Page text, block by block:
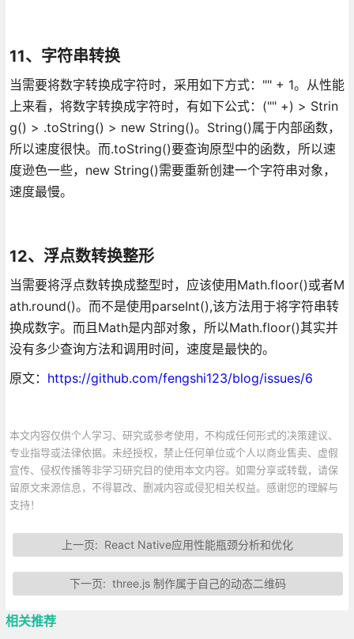
11、字符串转换
当需要将数字转换成字符时，采用如下方式："" + 1。从性能
上来看，将数字转换成字符时，有如下公式：("" +) > Strin
g() > .toString() > new String()。String()属于内部函数，
所以速度很快。而.toString()要查询原型中的函数，所以速
度逊色一些，new String()需要重新创建一个字符串对象，
速度最慢。
12、浮点数转换整形
当需要将浮点数转换成整型时，应该使用Math.floor()或者M
ath.round()。而不是使用parseInt(),该方法用于将字符串转
换成数字。而且Math是内部对象，所以Math.floor()其实并
没有多少查询方法和调用时间，速度是最快的。
原文： https://github.com/fengshi123/blog/issues/6
本文内容仅供个人学习、研究或参考使用，不构成任何形式的决策建议、
专业指导或法律依据。未经授权，禁止任何单位或个人以商业售卖、虚假
宣传、侵权传播等非学习研究目的使用本文内容。如需分享或转载，请保
留原文来源信息，不得篡改、删减内容或侵犯相关权益。感谢您的理解与
支持！
上一页: React Native应用性能瓶颈分析和优化
下一页: three.js 制作属于自己的动态二维码
相关推荐